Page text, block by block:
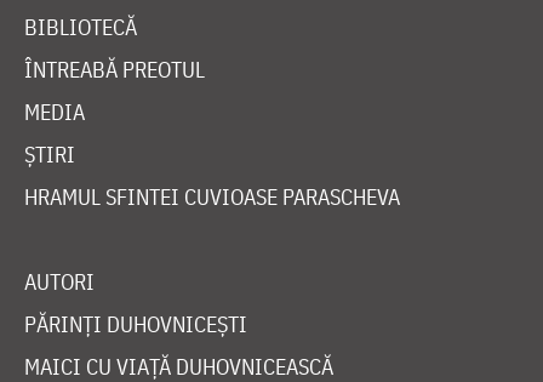
BIBLIOTECĂ
ÎNTREABĂ PREOTUL
MEDIA
ȘTIRI
HRAMUL SFINTEI CUVIOASE PARASCHEVA
AUTORI
PĂRINȚI DUHOVNICEȘTI
MAICI CU VIAȚĂ DUHOVNICEASCĂ